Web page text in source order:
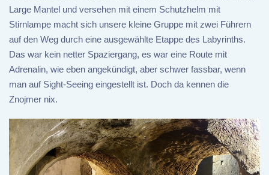
Large Mantel und versehen mit einem Schutzhelm mit
Stirnlampe macht sich unsere kleine Gruppe mit zwei Führern
auf den Weg durch eine ausgewählte Etappe des Labyrinths.
Das war kein netter Spaziergang, es war eine Route mit
Adrenalin, wie eben angekündigt, aber schwer fassbar, wenn
man auf Sight-Seeing eingestellt ist. Doch da kennen die
Znojmer nix.